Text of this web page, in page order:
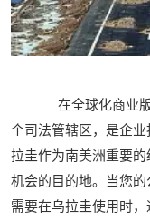
在全球化商业版
个司法管辖区，是企
拉圭作为南美洲重要
机会的目的地。当您
需要在乌拉圭使用时